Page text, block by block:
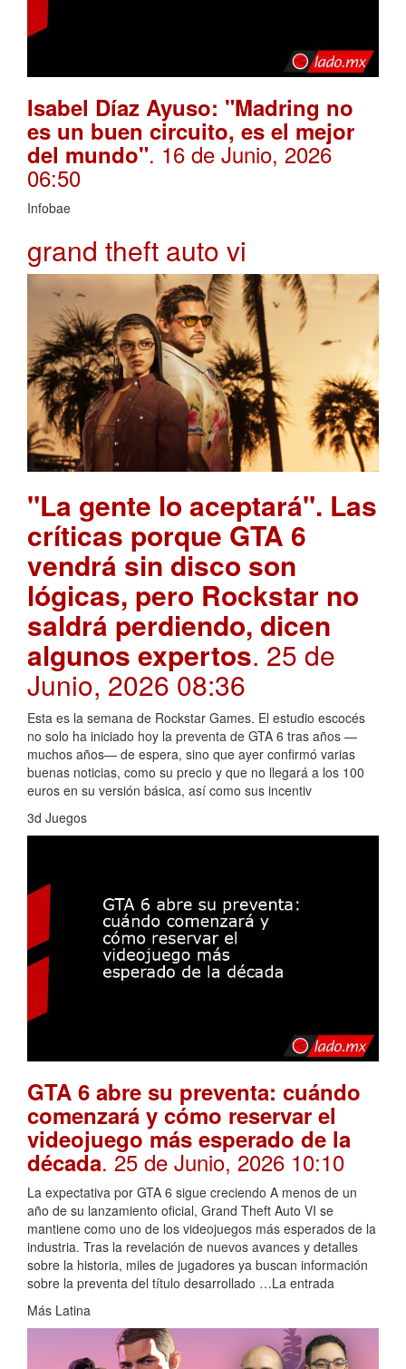
Isabel Díaz Ayuso: "Madring no
es un buen circuito, es el mejor
del mundo". 16 de Junio, 2026
06:50
Infobae
grand theft auto vi
"La gente lo aceptará". Las
críticas porque GTA 6
vendrá sin disco son
lógicas, pero Rockstar no
saldrá perdiendo, dicen
algunos expertos. 25 de
Junio, 2026 08:36
Esta es la semana de Rockstar Games. El estudio escocés
no solo ha iniciado hoy la preventa de GTA 6 tras años —
muchos años— de espera, sino que ayer confirmó varias
buenas noticias, como su precio y que no llegará a los 100
euros en su versión básica, así como sus incentiv
3d Juegos
GTA 6 abre su preventa: cuándo
comenzará y cómo reservar el
videojuego más esperado de la
década. 25 de Junio, 2026 10:10
La expectativa por GTA 6 sigue creciendo A menos de un
año de su lanzamiento oficial, Grand Theft Auto VI se
mantiene como uno de los videojuegos más esperados de la
industria. Tras la revelación de nuevos avances y detalles
sobre la historia, miles de jugadores ya buscan información
sobre la preventa del título desarrollado …La entrada
Más Latina